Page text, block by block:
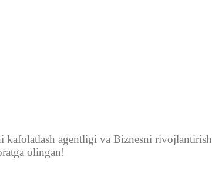
kafolatlash agentligi va Biznesni rivojlantirish
olingan!